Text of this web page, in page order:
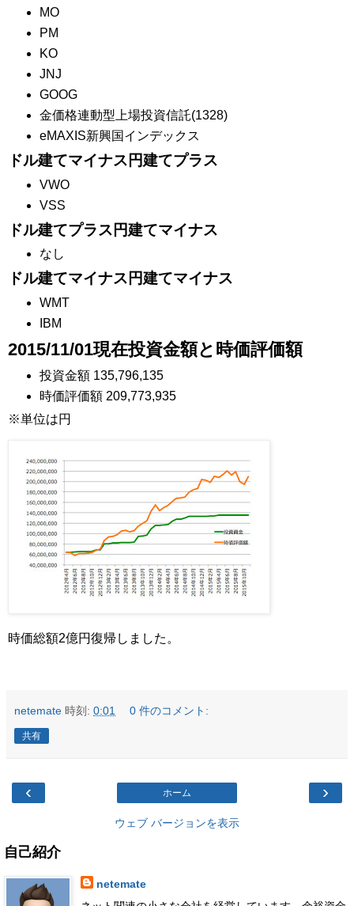
MO
PM
KO
JNJ
GOOG
金価格連動型上場投資信託(1328)
eMAXIS新興国インデックス
ドル建てマイナス円建てプラス
VWO
VSS
ドル建てプラス円建てマイナス
なし
ドル建てマイナス円建てマイナス
WMT
IBM
2015/11/01現在投資金額と時価評価額
投資金額 135,796,135
時価評価額 209,773,935
※単位は円
時価総額2億円復帰しました。
netemate 時刻: 0:01 0 件のコメント:
共有
‹ ›
ホーム
ウェブ バージョンを表示
自己紹介
netemate